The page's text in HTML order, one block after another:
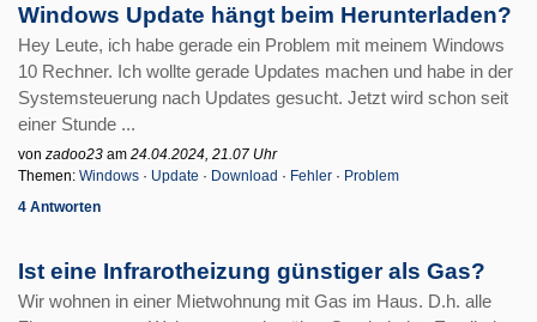
Windows Update hängt beim Herunterladen?
Hey Leute, ich habe gerade ein Problem mit meinem Windows
10 Rechner. Ich wollte gerade Updates machen und habe in der
Systemsteuerung nach Updates gesucht. Jetzt wird schon seit
einer Stunde ...
von zadoo23 am 24.04.2024, 21.07 Uhr
Themen: Windows · Update · Download · Fehler · Problem
4 Antworten
Ist eine Infrarotheizung günstiger als Gas?
Wir wohnen in einer Mietwohnung mit Gas im Haus. D.h. alle